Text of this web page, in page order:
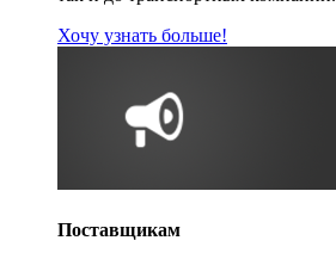
Хочу узнать больше!
Поставщикам